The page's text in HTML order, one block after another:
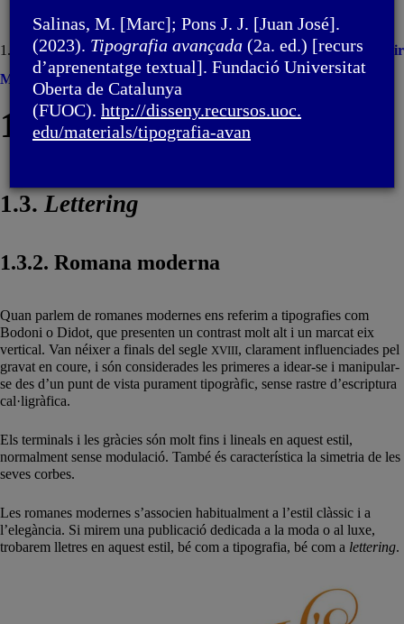
1. Cal·ligrafia i lettering/ 1.3. Lettering
Imprimir
Menú
1. Cal·ligrafia ilettering
1.3. Lettering
1.3.2. Romana moderna
Quan parlem de romanes modernes ens referim a tipografies com
Bodoni o Didot, que presenten un contrast molt alt i un marcat eix
vertical. Van néixer a finals del segle XVIII, clarament influenciades pel
gravat en coure, i són considerades les primeres a idear-se i manipular-
se des d’un punt de vista purament tipogràfic, sense rastre d’escriptura
cal·ligràfica.
Els terminals i les gràcies són molt fins i lineals en aquest estil,
normalment sense modulació. També és característica la simetria de les
seves corbes.
Les romanes modernes s’associen habitualment a l’estil clàssic i a
l’elegància. Si mirem una publicació dedicada a la moda o al luxe,
trobarem lletres en aquest estil, bé com a tipografia, bé com a lettering.
Salinas, M. [Marc]; Pons J. J. [Juan José].
(2023). Tipografia avançada (2a. ed.) [recurs
d’aprenentatge textual]. Fundació Universitat
Oberta de Catalunya
(FUOC). http://disseny.recursos.uoc.
edu/materials/tipografia-avan